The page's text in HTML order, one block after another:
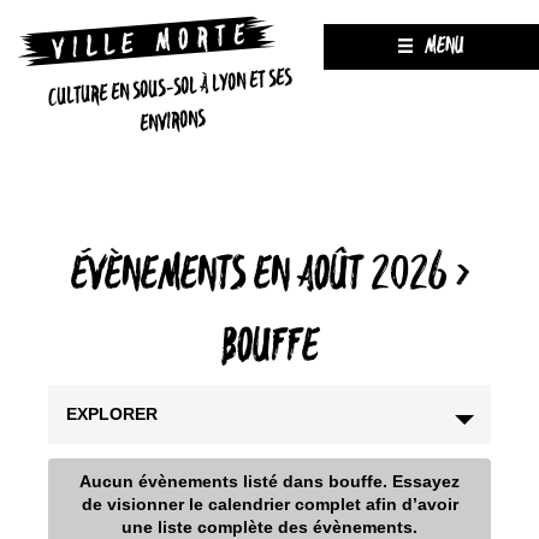
CULTURE EN SOUS-SOL À LYON ET SES
ENVIRONS
MENU
ÉVÈNEMENTS EN AOÛT 2026›
BOUFFE
EXPLORER
Aucun évènements listé dans bouffe. Essayez
de visionner le calendrier complet afin d’avoir
une liste complète des évènements.